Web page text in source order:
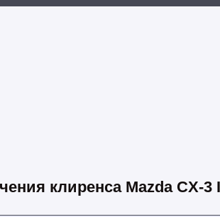
клиренса Mazda CX-3 I